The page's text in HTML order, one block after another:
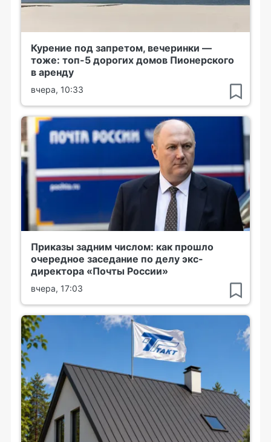
Курение под запретом, вечеринки —
тоже: топ-5 дорогих домов Пионерского
в аренду
вчера, 10:33
Приказы задним числом: как прошло
очередное заседание по делу экс-
директора «Почты России»
вчера, 17:03